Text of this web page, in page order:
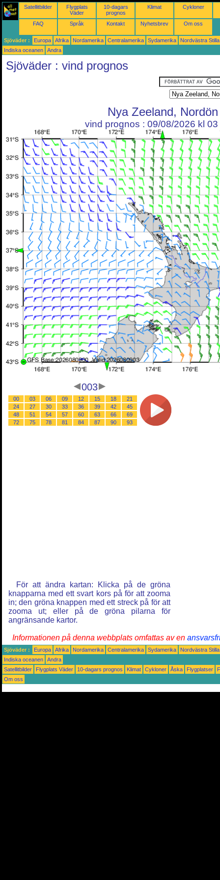
Satellitbilder
Flygplats
Väder
10-dagars
prognos
Klimat Cykloner
FAQ Språk Kontakt Nyhetsbrev Om oss
Sjöväder : Europa Afrika Nordamerika Centralamerika Sydamerika
Nordvästra
Indiska oceanen
Andra
Sjöväder : vind prognos
Nya Zeeland, Nordön
vind prognos : 09/08/2026 kl
003
00 03 06 09 12 15 18
21
24
27 30 33 36 39 42
45
48
51 54 57 60 63 66
69
72
75 78 81 84 87 90 93
För att ändra kartan: Klicka på de gröna
knapparna med ett svart kors på för att zooma
in; den gröna knappen med ett streck på för att
zooma ut; eller på de gröna pilarna för
angränsande kartor.
Informationen på denna webbplats omfattas av en
Sjöväder : Europa Afrika Nordamerika Centralamerika Sydamerika
Nordvästra
Indiska oceanen
Andra
Satellitbilder
Flygplats Väder 10-dagars prognos Klimat Cykloner Åska Flygplatser
Om oss